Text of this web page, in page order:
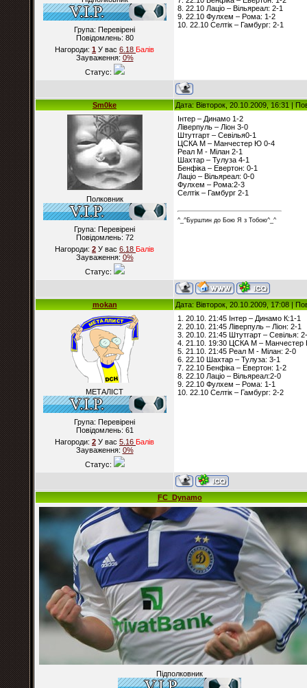
Група: Перевірені
Повідомлень: 80
Нагороди: 1 У вас 6.18 Балiв
Зауваження: 0%
Статус:
8. 22.10 Лаціо – Вільяреал: 2-1
9. 22.10 Фулхем – Рома: 1-2
10. 22.10 Селтік – Гамбург: 2-1
Sm0ke Дата: Вівторок, 20.10.2009, 16:31 |
Полковник
Група: Перевірені
Повідомлень: 72
Нагороди: 2 У вас 6.18 Балiв
Зауваження: 0%
Статус:
Інтер – Динамо 1-2
Ліверпуль – Ліон 3-0
Штутгарт – Севілья0-1
ЦСКА М – Манчестер Ю 0-4
Реал М - Мілан 2-1
Шахтар – Тулуза 4-1
Бенфіка – Евертон: 0-1
Лаціо – Вільяреал: 0-0
Фулхем – Рома:2-3
Селтік – Гамбург 2-1
^_^Бурштин до Бою Я з Тобою^_^
mokan Дата: Вівторок, 20.10.2009, 17:08 |
МЕТАЛІСТ
Група: Перевірені
Повідомлень: 61
Нагороди: 2 У вас 5.16 Балiв
Зауваження: 0%
Статус:
1. 20.10. 21:45 Інтер – Динамо К:1-1
2. 20.10. 21:45 Ліверпуль – Ліон: 2-1
3. 20.10. 21:45 Штутгарт – Севілья:
4. 21.10. 19:30 ЦСКА М –
5. 21.10. 21:45 Реал М - Мілан: 2-0
6. 22.10 Шахтар – Тулуза: 3-1
7. 22.10 Бенфіка – Евертон: 1-2
8. 22.10 Лаціо – Вільяреал:2-0
9. 22.10 Фулхем – Рома: 1-1
10. 22.10 Селтік – Гамбург: 2-2
FC_Dynamo
Підполковник